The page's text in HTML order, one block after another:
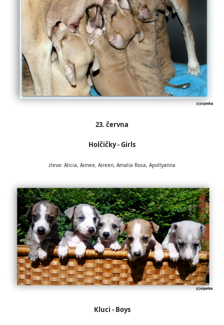
23. června
Holčičky - Girls
zleva: Alicia, Aimee, Aireen, Amalia Rosa, Apollyanna
Kluci - Boys